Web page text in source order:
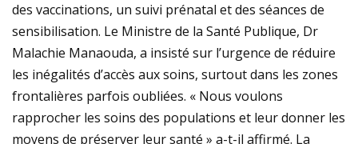
des vaccinations, un suivi prénatal et des séances de
sensibilisation. Le Ministre de la Santé Publique, Dr
Malachie Manaouda, a insisté sur l’urgence de réduire
les inégalités d’accès aux soins, surtout dans les zones
frontalières parfois oubliées. « Nous voulons
rapprocher les soins des populations et leur donner les
moyens de préserver leur santé » a-t-il affirmé. La